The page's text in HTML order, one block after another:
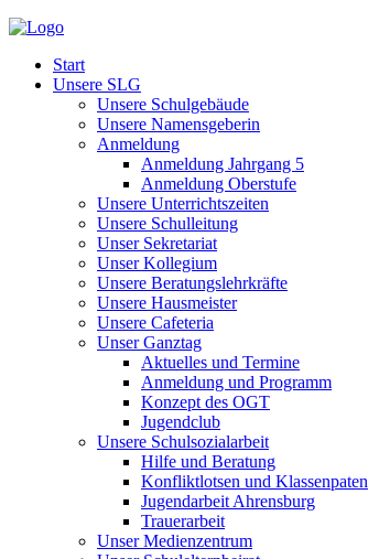
Start
Unsere SLG
Unsere Schulgebäude
Unsere Namensgeberin
Anmeldung
Anmeldung Jahrgang 5
Anmeldung Oberstufe
Unsere Unterrichtszeiten
Unsere Schulleitung
Unser Sekretariat
Unser Kollegium
Unsere Beratungslehrkräfte
Unsere Hausmeister
Unsere Cafeteria
Unser Ganztag
Aktuelles und Termine
Anmeldung und Programm
Konzept des OGT
Jugendclub
Unsere Schulsozialarbeit
Hilfe und Beratung
Konfliktlotsen und Klassenpaten
Jugendarbeit Ahrensburg
Trauerarbeit
Unser Medienzentrum